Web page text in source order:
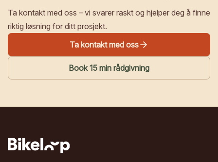
Ta kontakt med oss – vi svarer raskt og hjelper deg å finne
riktig løsning for ditt prosjekt.
Ta kontakt med oss
Book 15 min rådgivning